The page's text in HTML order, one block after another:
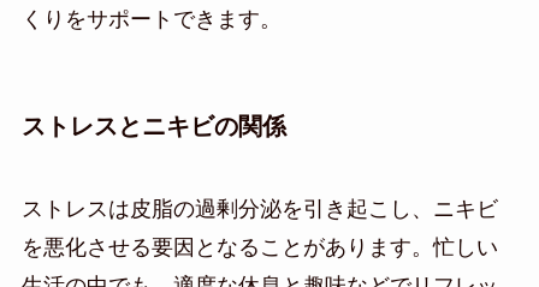
くりをサポートできます。
ストレスとニキビの関係
ストレスは皮脂の過剰分泌を引き起こし、ニキビ
を悪化させる要因となることがあります。忙しい